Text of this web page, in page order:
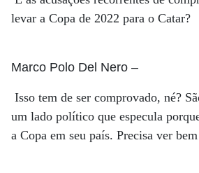
levar a Copa de 2022 para o Catar?
Marco Polo Del Nero –
Isso tem de ser comprovado, né?
um lado político que especula
a Copa em seu país. Precisa ver